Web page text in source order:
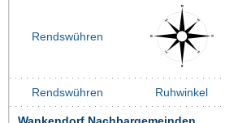
Rendswühren
Rendswühren Ruhwinkel